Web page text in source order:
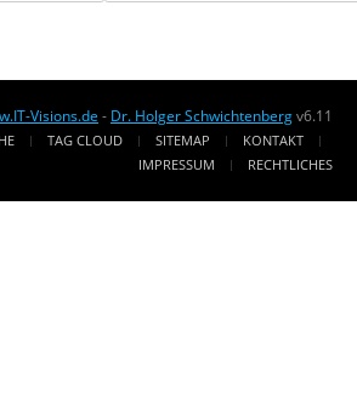
Visions.de - Dr. Holger Schwichtenbergv6.11
TAG CLOUD SITEMAP
KONTAKT
IMPRESSUM
RECHTLICHES